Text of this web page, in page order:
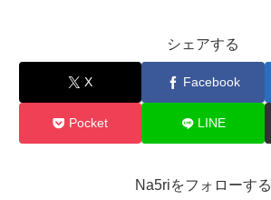
シェアする
X Facebook
Pocket LINE
Na5riをフォローする